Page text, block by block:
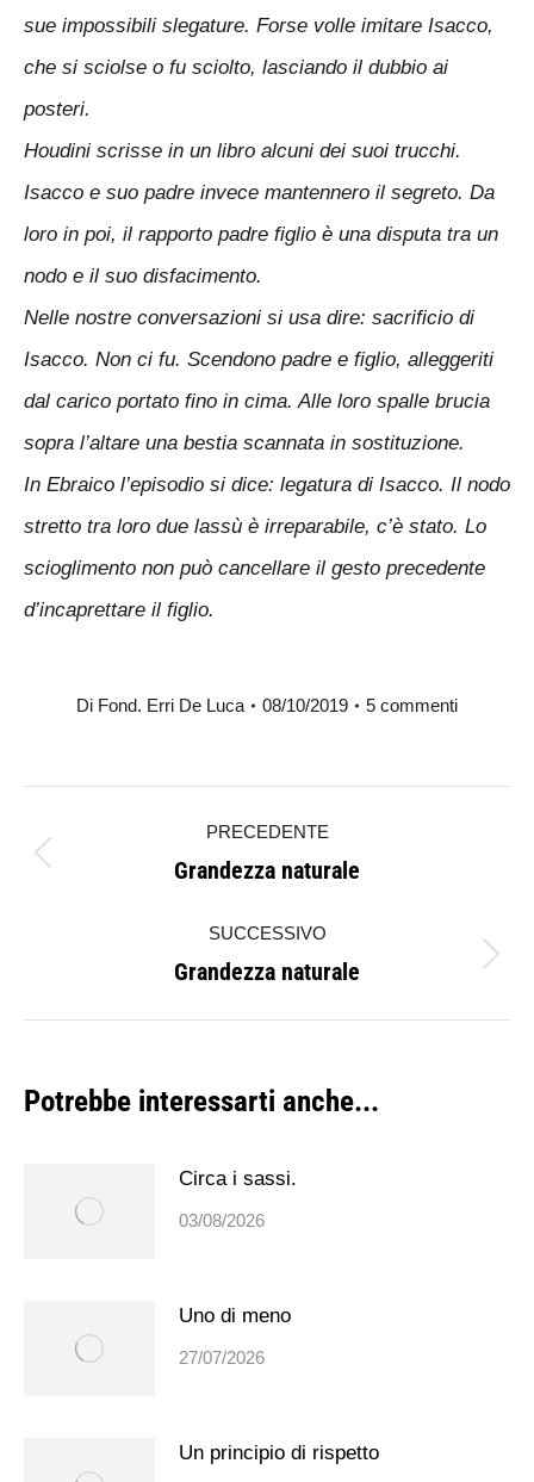
sue impossibili slegature. Forse volle imitare Isacco,
che si sciolse o fu sciolto, lasciando il dubbio ai
posteri.
Houdini scrisse in un libro alcuni dei suoi trucchi.
Isacco e suo padre invece mantennero il segreto. Da
loro in poi, il rapporto padre figlio è una disputa tra un
nodo e il suo disfacimento.
Nelle nostre conversazioni si usa dire: sacrificio di
Isacco. Non ci fu. Scendono padre e figlio, alleggeriti
dal carico portato fino in cima. Alle loro spalle brucia
sopra l’altare una bestia scannata in sostituzione.
In Ebraico l’episodio si dice: legatura di Isacco. Il nodo
stretto tra loro due lassù è irreparabile, c’è stato. Lo
scioglimento non può cancellare il gesto precedente
d’incaprettare il figlio.
Di Fond. Erri De Luca 08/10/2019 5 commenti
tra
PRECEDENTE
Post
Grandezza naturale
SUCCESSIVO
Prossimo
post:
Grandezza naturale
Potrebbe interessarti anche...
Circa i sassi.
03/08/2026
Uno di meno
27/07/2026
Un principio di rispetto